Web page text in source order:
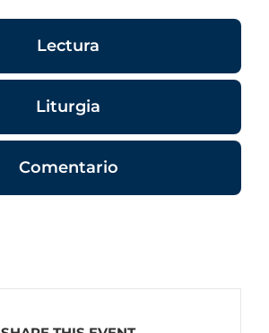
Lectura
Liturgia
Comentario